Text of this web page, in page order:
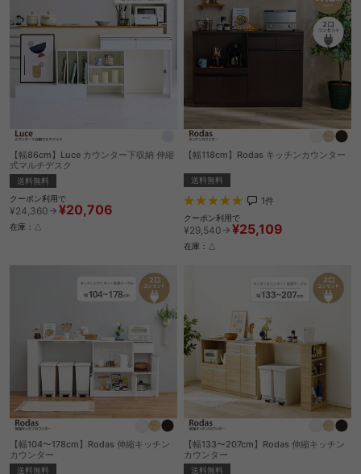
【幅86cm】Luce カウンター下収納 伸縮
式マルチデスク
送料無料
クーポン利用で
¥24,360→ ¥20,706
在庫：△
【幅118cm】Rodas キッチンカウンター
送料無料
1件
クーポン利用で
¥29,540→ ¥25,109
在庫：△
【幅104〜178cm】Rodas 伸縮キッチン
カウンター
送料無料
【幅133〜207cm】Rodas 伸縮キッチン
カウンター
送料無料